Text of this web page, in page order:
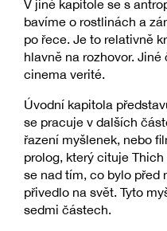
V jiné kapitole se s
bavíme o rostlinách a
po řece. Je to relativně
hlavně na rozhovor.
cinema verité.
Úvodní kapitola
se pracuje v dalších
řazení myšlenek, nebo
prolog, který cituje
se nad tím, co bylo před
přivedlo na svět. Tyto
sedmi částech.